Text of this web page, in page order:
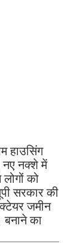
हाउसिंग
नए नक्शे में
को
सरकार की
जमीन
का